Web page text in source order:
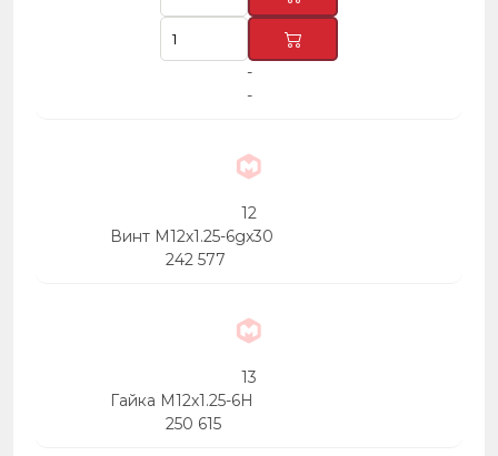
-
-
12
Винт М12х1.25-6gx30
242 577
13
Гайка М12х1.25-6Н
250 615